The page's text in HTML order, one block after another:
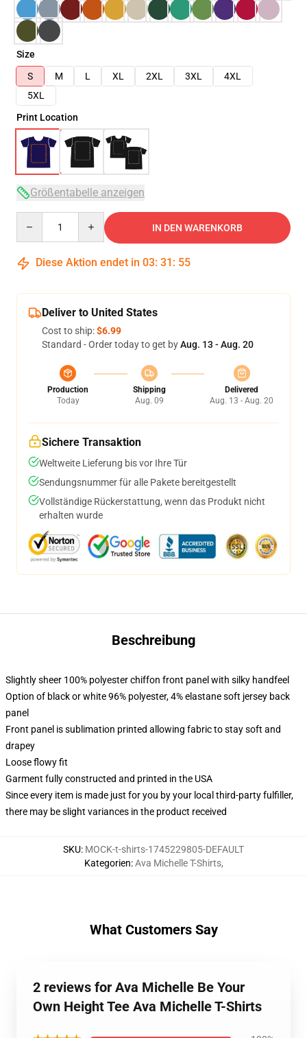
Size
S
M L XL 2XL 3XL
4XL
5XL
Print Location
Größentabelle anzeigen
IN DEN WARENKORB
Diese Aktion endet in 03: 31 : 54
Deliver to United States
Cost to ship:$6.99
Standard - Order today to get byAug. 13 - Aug. 20
Production
Today
Shipping
Aug. 09
Delivered
Aug. 13 - Aug. 20
Sichere Transaktion
Weltweite Lieferung bis vor Ihre Tür
Sendungsnummer für alle Pakete bereitgestellt
Vollständige Rückerstattung, wenn das Produkt nicht
erhalten wurde
Beschreibung
Slightly sheer 100% polyester chiffon front panel with silky handfeel
Option of black or white 96% polyester, 4% elastane soft jersey back
panel
Front panel is sublimation printed allowing fabric to stay soft and
drapey
Loose flowy fit
Garment fully constructed and printed in the USA
Since every item is made just for you by your local third-party fulfiller,
there may be slight variances in the product received
SKU: MOCK-t-shirts-1745229805-DEFAULT
Kategorien:Ava Michelle T-Shirts,
What Customers Say
2 reviews for Ava Michelle Be Your
Own Height Tee Ava Michelle T-Shirts